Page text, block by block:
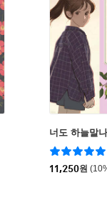
너도 하늘말
11,250원